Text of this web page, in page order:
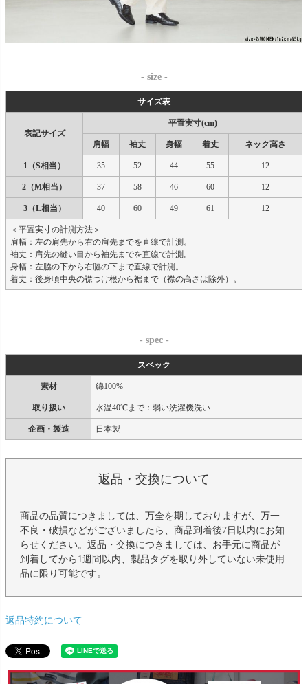
- size -
サイズ表
表記サイズ
平置実寸(cm)
肩幅 袖丈 身幅 着丈 ネック高さ
1（S相当） 35 52 44 55 12
2（M相当） 37 58 46 60 12
3（L相当） 40 60 49 61 12
＜平置実寸の計測方法＞
肩幅：左の肩先から右の肩先までを直線で計測。
袖丈：肩先の縫い目から袖先までを直線で計測。
身幅：左脇の下から右脇の下まで直線で計測。
着丈：後身頃中央の襟つけ根から裾まで（襟の高さは除外）。
- spec -
スペック
素材 綿100%
取り扱い 水温40℃まで：弱い洗濯機洗い
企画・製造 日本製
返品・交換について
商品の品質につきましては、万全を期しておりますが、万一
不良・破損などがございましたら、商品到着後7日以内にお知
らせください。返品・交換につきましては、お手元に商品が
到着してから1週間以内、製品タグを取り外していない未使用
品に限り可能です。
返品特約について